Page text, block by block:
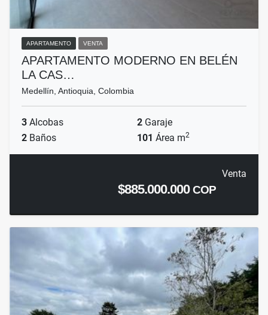
APARTAMENTO VENTA
APARTAMENTO MODERNO EN BELÉN
LA CAS…
Medellín, Antioquia, Colombia
3 Alcobas 2 Garaje
2 Baños 101 Área m2
Venta
$885.000.000COP